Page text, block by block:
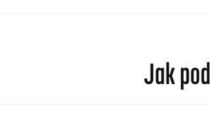
Jak